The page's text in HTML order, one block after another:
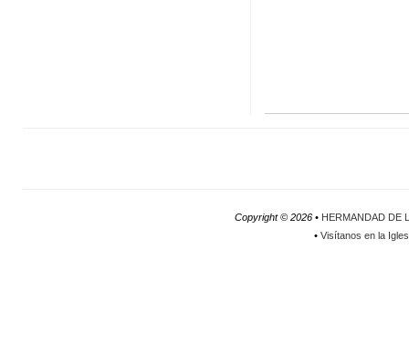
Copyright ©2026 • HERMANDAD DE
•Visítanos en la